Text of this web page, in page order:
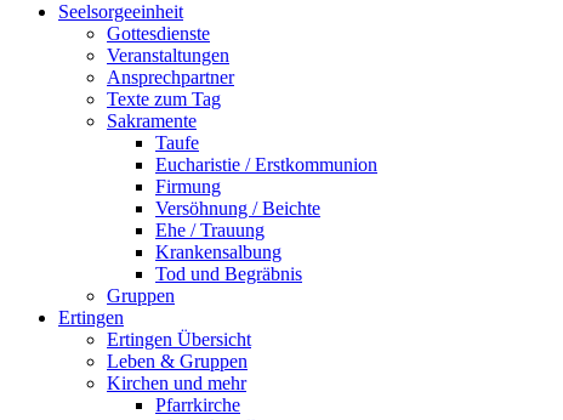
Seelsorgeeinheit
Gottesdienste
Veranstaltungen
Ansprechpartner
Texte zum Tag
Sakramente
Taufe
Eucharistie / Erstkommunion
Firmung
Versöhnung / Beichte
Ehe / Trauung
Krankensalbung
Tod und Begräbnis
Gruppen
Ertingen
Ertingen Übersicht
Leben & Gruppen
Kirchen und mehr
Pfarrkirche